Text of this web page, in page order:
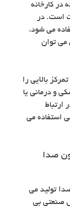
کارخانه
است. در
می شود،
می توان
بالایی را
و درمانی یا
ارتباط
استفاده می
صدا
تولید می
صنعتی بی